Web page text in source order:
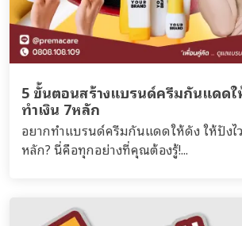
5 ขั้นตอนสร้างแบรนด์ครีมกันแดด
ทำเงิน 7หลัก
อยากทำแบรนด์ครีมกันแดดให้ดัง ให้ปังไ
หลัก? นี่คือทุกอย่างที่คุณต้องรู้!...